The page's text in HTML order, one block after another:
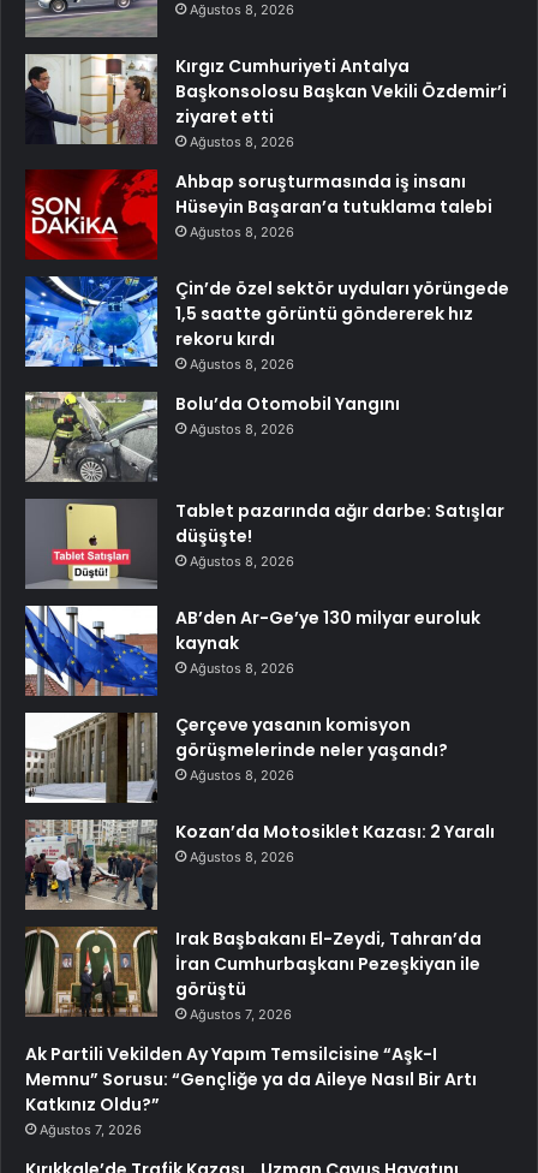
Ağustos 8, 2026
Kırgız Cumhuriyeti Antalya
Başkonsolosu Başkan Vekili Özdemir’i
ziyaret etti
Ağustos 8, 2026
Ahbap soruşturmasında iş insanı
Hüseyin Başaran’a tutuklama talebi
Ağustos 8, 2026
Çin’de özel sektör uyduları yörüngede
1,5 saatte görüntü göndererek hız
rekoru kırdı
Ağustos 8, 2026
Bolu’da Otomobil Yangını
Ağustos 8, 2026
Tablet pazarında ağır darbe: Satışlar
düşüşte!
Ağustos 8, 2026
AB’den Ar-Ge’ye 130 milyar euroluk
kaynak
Ağustos 8, 2026
Çerçeve yasanın komisyon
görüşmelerinde neler yaşandı?
Ağustos 8, 2026
Kozan’da Motosiklet Kazası: 2 Yaralı
Ağustos 8, 2026
Irak Başbakanı El-Zeydi, Tahran’da
İran Cumhurbaşkanı Pezeşkiyan ile
görüştü
Ağustos 7, 2026
Ak Partili Vekilden Ay Yapım Temsilcisine “Aşk-I
Memnu” Sorusu: “Gençliğe ya da Aileye Nasıl Bir Artı
Katkınız Oldu?”
Ağustos 7, 2026